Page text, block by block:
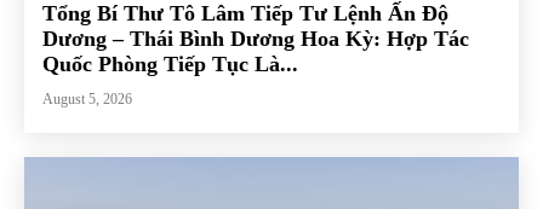
Tổng Bí Thư Tô Lâm Tiếp Tư Lệnh Ấn Độ
Dương – Thái Bình Dương Hoa Kỳ: Hợp Tác
Quốc Phòng Tiếp Tục Là...
August 5, 2026